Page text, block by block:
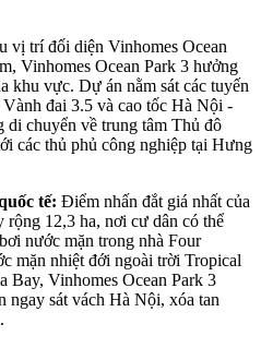
vị trí đối diện Vinhomes Ocean
Vinhomes Ocean Park 3 hưởng
khu vực. Dự án nằm sát các tuyến
đai 3.5 và cao tốc Hà Nội -
di chuyển về trung tâm Thủ đô
các thủ phủ công nghiệp tại Hưng
tế: Điểm nhấn đắt giá nhất của
12,3 ha, nơi cư dân có thể
nước mặn trong nhà Four
mặn nhiệt đới ngoài trời Tropical
Bay, Vinhomes Ocean Park 3
ngay sát vách Hà Nội, xóa tan